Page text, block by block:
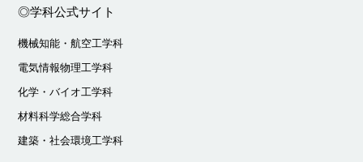
◎学科公式サイト
機械知能・航空工学科
電気情報物理工学科
化学・バイオ工学科
材料科学総合学科
建築・社会環境工学科